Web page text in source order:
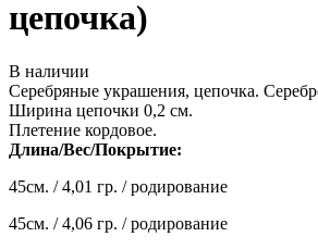
цепочка)
В наличии
Серебряные украшения, цепочка.
Ширина цепочки 0,2 см.
Плетение кордовое.
Длина/Вес/Покрытие:
45см. / 4,01 гр. / родирование
45см. / 4,06 гр. / родирование